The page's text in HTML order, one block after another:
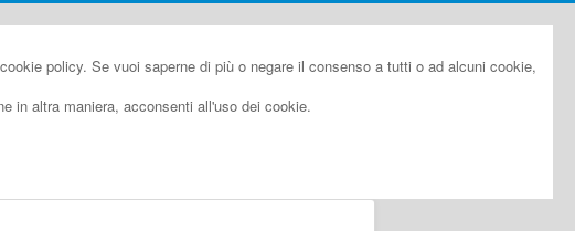
policy. Se vuoi saperne di più o negare il consenso a tutti o ad alcuni cookie,
in altra maniera, acconsenti all'uso dei cookie.